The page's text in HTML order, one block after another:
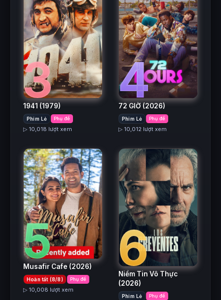
3
1941 (1979)
Phim Lẻ Phụ đề
▷ 10,018 lượt xem
4
72 GIỜ (2026)
Phim Lẻ Phụ đề
▷ 10,012 lượt xem
5
Musafir Cafe (2026)
Hoàn tất (8/8) Phụ đề
▷ 10,008 lượt xem
6
Niềm Tin Vô Thực
(2026)
Phim Lẻ Phụ đề